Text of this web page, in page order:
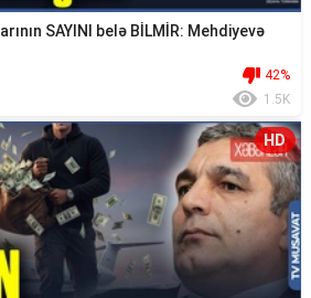
SAYINI belə BİLMİR: Mehdiyevə
42%
1.5K
HD